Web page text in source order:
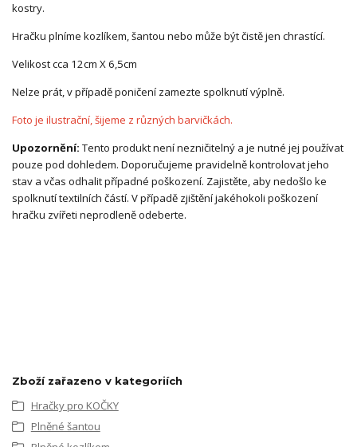
kostry.
Hračku plníme kozlíkem, šantou nebo může být čistě jen chrastící.
Velikost cca 12cm X 6,5cm
Nelze prát, v případě poničení zamezte spolknutí výplně.
Foto je ilustrační, šijeme z různých barvičkách.
Upozornění: Tento produkt není nezničitelný a je nutné jej používat
pouze pod dohledem. Doporučujeme pravidelně kontrolovat jeho
stav a včas odhalit případné poškození. Zajistěte, aby nedošlo ke
spolknutí textilních částí. V případě zjištění jakéhokoli poškození
hračku zvířeti neprodleně odeberte.
Zboží zařazeno v kategoriích
Hračky pro KOČKY
Plněné šantou